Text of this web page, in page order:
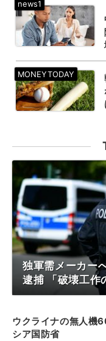
独軍需メーカー
逮捕 「破壊工作
ウクライナの無人機
シア国防省